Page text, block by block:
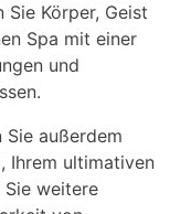
Sie Körper, Geist
Spa mit einer
und
Sie außerdem
Ihrem ultimativen
Sie weitere